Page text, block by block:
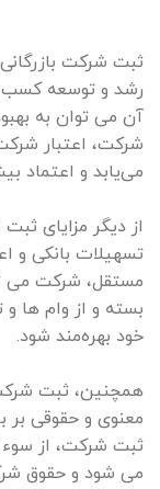
ثبت شرکت
رشد و توسعه کسب و
آن می توان به
شرکت، اعتبار
می‌یابد و اعتماد
از دیگر مزایای
تسهیلات بانکی
مستقل، شرکت می
بسته و از وام ها
خود بهره‌مند شود.
همچنین، ثبت
معنوی و حقوقی بر
ثبت شرکت، از سوء
می شود و حقوق